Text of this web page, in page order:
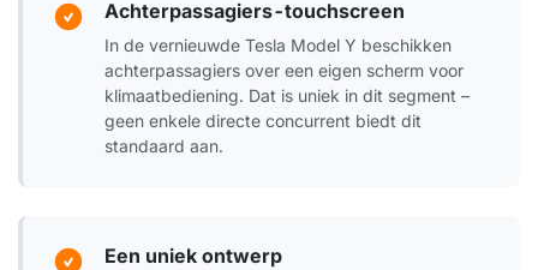
Achterpassagiers-touchscreen
In de vernieuwde Tesla Model Y beschikken
achterpassagiers over een eigen scherm voor
klimaatbediening. Dat is uniek in dit segment –
geen enkele directe concurrent biedt dit
standaard aan.
Een uniek ontwerp